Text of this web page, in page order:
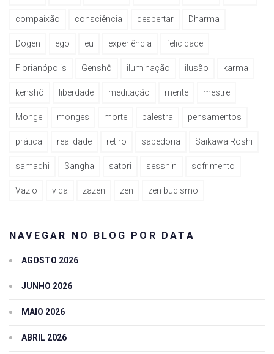
compaixão consciência despertar Dharma
Dogen ego eu experiência felicidade
Florianópolis Genshô iluminação ilusão karma
kenshô liberdade meditação mente mestre
Monge monges morte palestra pensamentos
prática realidade retiro sabedoria Saikawa Roshi
samadhi Sangha satori sesshin sofrimento
Vazio vida zazen zen zen budismo
NAVEGAR NO BLOG POR DATA
AGOSTO 2026
JUNHO 2026
MAIO 2026
ABRIL 2026